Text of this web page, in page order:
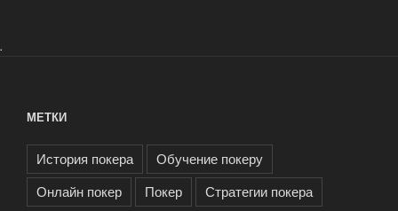
.
МЕТКИ
История покера
Обучение покеру
Онлайн покер
Покер Стратегии покера